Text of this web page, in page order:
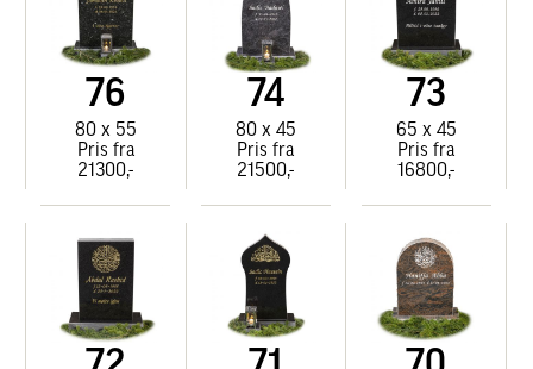
76
80 x 55
Pris fra
21300,-
74
80 x 45
Pris fra
21500,-
73
65 x 45
Pris fra
16800,-